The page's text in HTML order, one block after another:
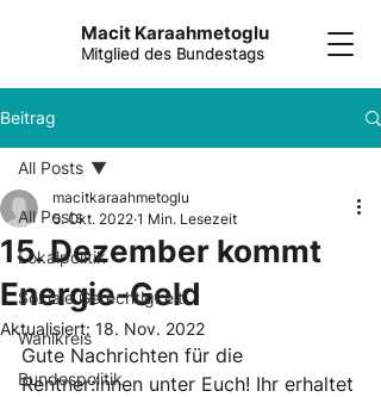
Macit Karaahmetoglu
Mitglied des Bundestags
Beitrag
All Posts
Lokalpolitik
Soziale Gerechtigkeit
Wahlkreis
Bundespolitik
All Posts
15. Dezember kommt
Energie-Geld
macitkaraahmetoglu
5. Okt. 2022 1 Min. Lesezeit
Aktualisiert: 18. Nov. 2022
Gute Nachrichten für die
Rentner:innen unter Euch! Ihr erhaltet